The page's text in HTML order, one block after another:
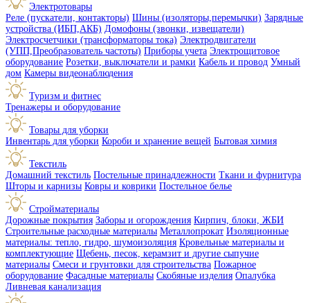
Электротовары
Реле (пускатели, контакторы) Шины (изоляторы,перемычки) Зарядные
устройства (ИБП,АКБ) Домофоны (звонки, извещатели)
Электросчетчики (трансформаторы тока) Электродвигатели
(УПП,Преобразователь частоты) Приборы учета Электрощитовое
оборудование Розетки, выключатели и рамки Кабель и провод Умный
дом Камеры видеонаблюдения
Туризм и фитнес
Тренажеры и оборудование
Товары для уборки
Инвентарь для уборки Короби и хранение вещей Бытовая химия
Текстиль
Домашний текстиль Постельные принадлежности Ткани и фурнитура
Шторы и карнизы Ковры и коврики Постельное белье
Стройматериалы
Дорожные покрытия Заборы и огорождения Кирпич, блоки, ЖБИ
Строительные расходные материалы Металлопрокат Изоляционные
материалы: тепло, гидро, шумоизоляция Кровельные материалы и
комплектующие Щебень, песок, керамзит и другие сыпучие
материалы Смеси и грунтовки для строительства Пожарное
оборудование Фасадные материалы Скобяные изделия Опалубка
Ливневая канализация